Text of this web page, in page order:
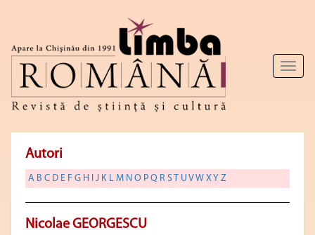
Toggle
Autori
A B C D E F G H I J K L M N O P Q R S T U VW X Y Z
Nicolae GEORGESCU